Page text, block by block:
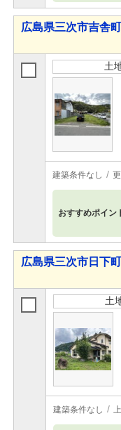
広島県三次市吉舎
土
建築条件なし
おすすめポイン
広島県三次市日下
土
建築条件なし